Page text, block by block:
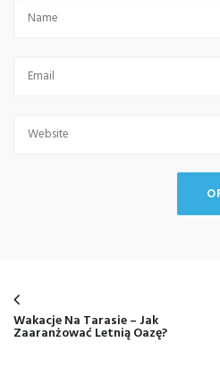
Wakacje Na Tarasie – Jak
Zaaranżować Letnią Oazę?